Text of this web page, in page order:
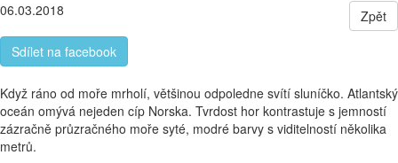
06.03.2018
Zpět
Sdílet na facebook
Když ráno od moře mrholí, většinou odpoledne svítí sluníčko. Atlantský
oceán omývá nejeden cíp Norska. Tvrdost hor kontrastuje s jemností
zázračně průzračného moře syté, modré barvy s viditelností několika
metrů.